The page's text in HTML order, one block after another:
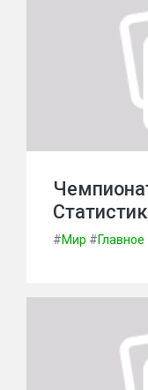
#Мир #Главное